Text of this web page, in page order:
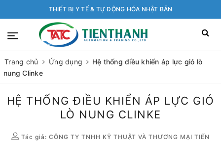
THIẾT BỊ Y TẾ & TỰ ĐỘNG HÓA NHẬT BẢN
Trang chủ Ứng dụng
Hệ thống điều khiển áp lực gió lò
nung Clinke
HỆ THỐNG ĐIỀU KHIỂN ÁP LỰC GIÓ
LÒ NUNG CLINKE
Tác giả: CÔNG TY TNHH KỸ THUẬT VÀ THƯƠNG MẠI TIẾN